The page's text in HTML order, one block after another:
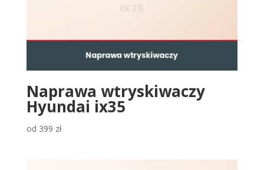
Naprawa wtryskiwaczy
Hyundai ix35
od 399 zł